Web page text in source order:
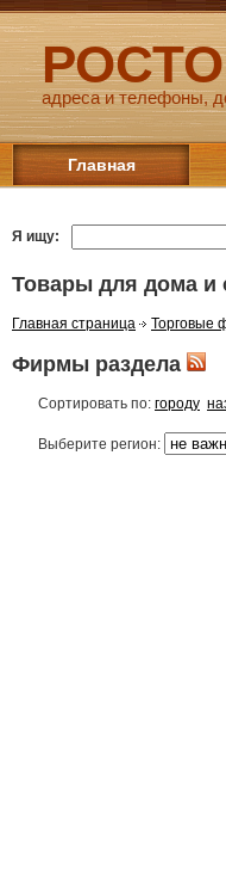
адреса и телефоны,
Главная
Я ищу:
Товары для дома и
Главная страница Торговые
Фирмы раздела
Сортировать по: городу
Выберите регион: